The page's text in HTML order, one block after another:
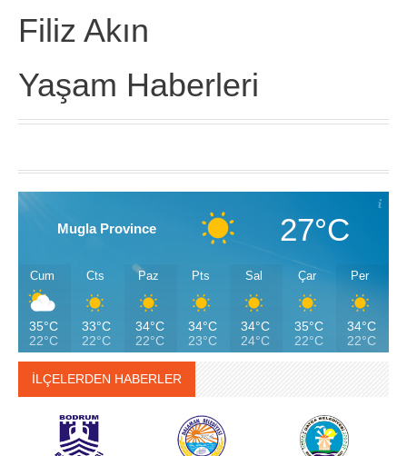
Filiz Akın
Yaşam Haberleri
Mugla Province 27°C
Cum
35°C
22°C
Cts
33°C
22°C
Paz
34°C
22°C
Pts
34°C
23°C
Sal
34°C
24°C
Çar
35°C
22°C
Per
34°C
22°C
İLÇELERDEN HABERLER